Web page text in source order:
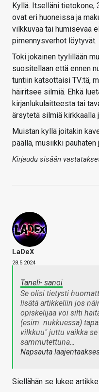
Kyllä. Itselläni tietokone,
ovat eri huoneissa ja
vilkkuvaa tai humisevaa
pimennysverhot löytyvät.
Toki jokainen tyylillään
suositellaan että ennen
tuntiin katsottaisi TV:tä,
häiritsee silmiä. Ehkä
kirjanlukulaitteesta tai
ärsytetä silmiä kirkkaalla
Muistan kyllä joitakin
päällä, musiikki
Kirjaudu sisään
LaDeX
28.5.2024
Taneli- sanoi
Se olisi tietysti
lisätä artikkeliin jos
opiskelijaa voi silti
(esim. nukkuessa)
vilkkuu" juttu vaikka
sammutettuna…
Napsauta
Siellähän se lukee